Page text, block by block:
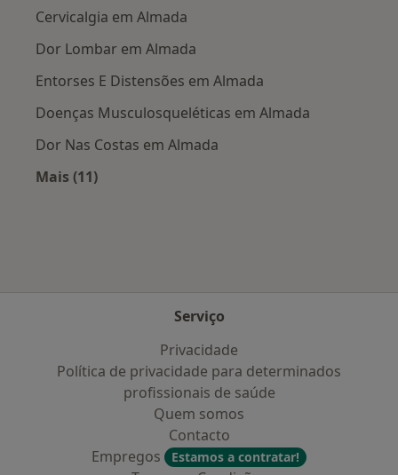
Cervicalgia em Almada
Dor Lombar em Almada
Entorses E Distensões em Almada
Doenças Musculosqueléticas em Almada
Dor Nas Costas em Almada
Mais (11)
Serviço
Privacidade
Política de privacidade para determinados
profissionais de saúde
Quem somos
Contacto
Empregos
Estamos a contratar!